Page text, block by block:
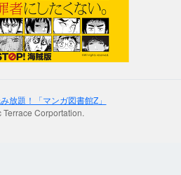
放題！「マンガ図書館Z」
Corportation.